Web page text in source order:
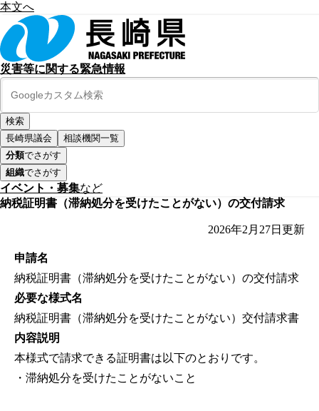
本文へ
災害等に関する緊急情報
長崎県議会
相談機関一覧
分類でさがす
組織でさがす
イベント・募集など
納税証明書（滞納処分を受けたことがない）の交付請求
2026年2月27日 更新
申請名
納税証明書（滞納処分を受けたことがない）の交付請求
必要な様式名
納税証明書（滞納処分を受けたことがない）交付請求書
内容説明
本様式で請求できる証明書は以下のとおりです。
・滞納処分を受けたことがないこと